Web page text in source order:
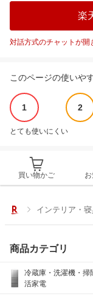
楽
対話方式のチャットが開
このページの使いや
1 2
とても使いにくい
買い物かご
インテリア・
商品カテゴリ
冷蔵庫・洗濯機・掃
活家電